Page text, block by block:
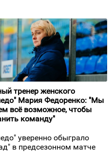
тренер женского
Мария Федоренко: "Мы
всё возможное, чтобы
команду"
уверенно обыграло
в предсезонном матче